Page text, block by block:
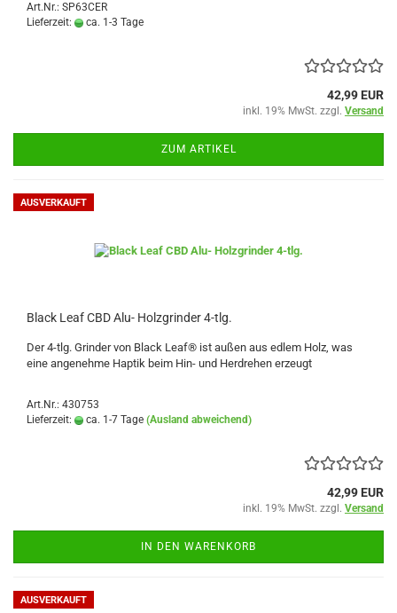
Art.Nr.: SP63CER
Lieferzeit:
ca. 1-3 Tage
42,99 EUR
inkl. 19% MwSt. zzgl. Versand
ZUM ARTIKEL
AUSVERKAUFT
Black Leaf CBD Alu- Holzgrinder 4-tlg.
Der 4-tlg. Grinder von Black Leaf® ist außen aus edlem Holz, was
eine angenehme Haptik beim Hin- und Herdrehen erzeugt
Art.Nr.: 430753
Lieferzeit:
ca. 1-7 Tage (Ausland abweichend)
42,99 EUR
inkl. 19% MwSt. zzgl. Versand
IN DEN WARENKORB
AUSVERKAUFT